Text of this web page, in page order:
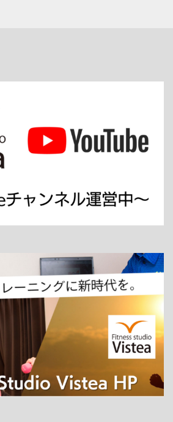
ホーム
パーソナルトレーニング
ダイエット